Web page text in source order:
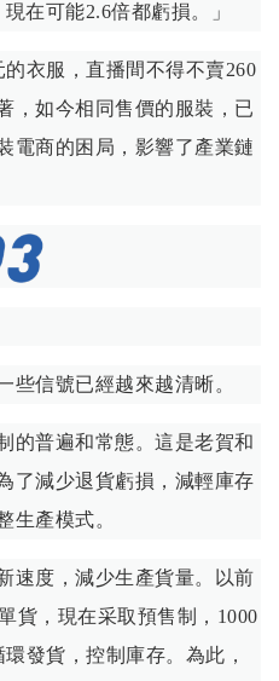
在可能2.6倍都虧損。」
衣服，直播間不得不賣260
，如今相同售價的服裝，已
電商的困局，影響了產業鏈
些信號已經越來越清晰。
的普遍和常態。這是老賀和
了減少退貨虧損，減輕庫存
生產模式。
速度，減少生產貨量。以前
貨，現在采取預售制，1000
發貨，控制庫存。為此，